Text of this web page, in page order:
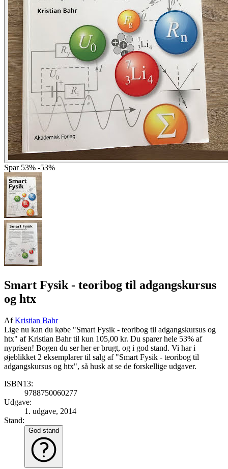
Spar 53% -53%
Smart Fysik - teoribog til adgangskursus
og htx
AfKristian Bahr
Lige nu kan du købe "Smart Fysik - teoribog til adgangskursus og
htx" af Kristian Bahr til kun 105,00 kr. Du sparer hele 53% af
nyprisen! Bogen du ser her er brugt, og i god stand. Vi har i
øjeblikket 2 eksemplarer til salg af "Smart Fysik - teoribog til
adgangskursus og htx", så husk at se de forskellige udgaver.
ISBN13:
9788750060277
Udgave:
1. udgave, 2014
Stand:
God stand